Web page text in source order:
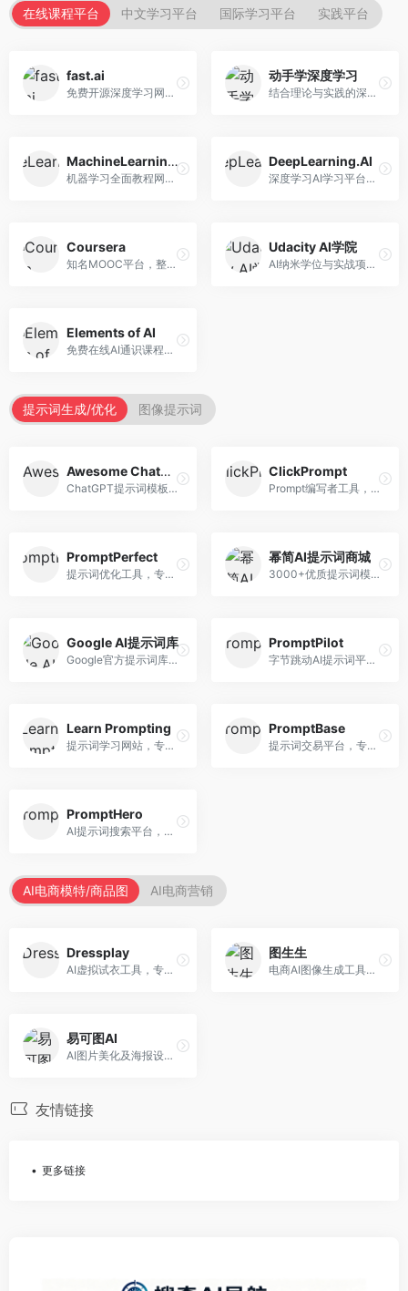
在线课程平台 中文学习平台 国际学习平台 实践平台
fast.ai
免费开源深度学习网站，专注于实用AI教学。面向开发者，提供免费深度学习课程、实战项目、代码库等资源，学习门槛低。
动手学深度学习
结合理论与实践的深度学习教材，专注于代码驱动学习。面向学生和开发者，提供深度学习理论、代码实现、练习题等资源，学习体验好。
MachineLearningMastery
机器学习全面教程网站，专注于实用技能教学。面向开发者，提供机器学习算法、Python实现、项目实战等教程，实用性强。
DeepLearning.AI
深度学习AI学习平台，由吴恩达创立。面向AI学习者，提供深度学习专项课程、AI新闻、技术社区等资源，课程质量权威。
Coursera
知名MOOC平台，整合全球顶尖大学课程资源。面向学习者，提供AI、机器学习、深度学习等课程，证书认可度高，课程质量专业。
Udacity AI学院
AI纳米学位与实战项目平台，专注于职业导向学习。面向AI从业者，提供机器学习、深度学习、计算机视觉等纳米学位，项目实战性强。
Elements of AI
免费在线AI通识课程，专注于AI基础知识普及。面向普通大众，提供AI概念、原理、应用等入门知识，语言通俗易懂。
提示词生成/优化 图像提示词
Awesome ChatGPT Prompts
ChatGPT提示词模板库，专注于实用提示词收集。面向ChatGPT用户，提供提示词模板、使用场景、效果展示等资源，模板实用性强。
ClickPrompt
Prompt编写者工具，专注于提示词创作辅助。面向提示词创作者，提供提示词编辑、测试、分享等服务，创作工具完善。
PromptPerfect
提示词优化工具，专注于提示词质量提升。面向AI用户，提供提示词优化、效果测试、版本对比等服务，提示词优化专业。
幂简AI提示词商城
3000+优质提示词模板平台，专注于中文提示词。面向中文AI用户，提供提示词模板、分类检索、一键使用等服务，中文提示词丰富。
Google AI提示词库
Google官方提示词库，专注于Gemini模型优化。面向开发者，提供官方提示词指南、最佳实践、示例代码等资源，权威性强。
PromptPilot
字节跳动AI提示词平台，专注于提示词优化与管理。面向AI用户，提供提示词优化、效果测试、团队协作等服务，企业级功能完善。
Learn Prompting
提示词学习网站，专注于提示词工程教育。面向AI学习者，提供提示词教程、最佳实践、案例研究等资源，教学内容系统。
PromptBase
提示词交易平台，专注于高质量提示词买卖。面向AI创作者，提供提示词交易、模板购买、创作者收益等服务，提示词质量高。
PromptHero
AI提示词搜索平台，整合多种AI工具提示词资源。面向AI创作者，提供提示词搜索、模板库、社区分享等服务，提示词资源丰富。
AI电商模特/商品图 AI电商营销
Dressplay
AI虚拟试衣工具，专注于服装电商体验。面向服装电商，提供虚拟试穿、尺码推荐、穿搭建议等服务，试衣体验真实。
图生生
电商AI图像生成工具，专注于商品图创作。面向电商卖家，提供商品图生成、背景替换、批量处理等服务，商品图质量高。
易可图AI
AI图片美化及海报设计平台，专注于电商视觉设计。面向电商卖家，提供图片美化、海报设计、营销素材等服务，设计效率高。
友情链接
更多链接